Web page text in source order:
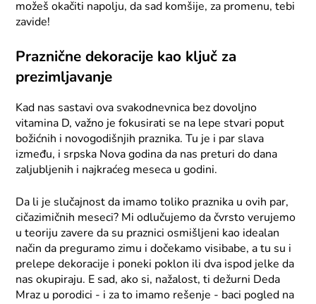
možeš okačiti napolju, da sad komšije, za promenu, tebi
zavide!
Praznične dekoracije kao ključ za
prezimljavanje
Kad nas sastavi ova svakodnevnica bez dovoljno
vitamina D, važno je fokusirati se na lepe stvari poput
božićnih i novogodišnjih praznika. Tu je i par slava
između, i srpska Nova godina da nas preturi do dana
zaljubljenih i najkraćeg meseca u godini.
Da li je slučajnost da imamo toliko praznika u ovih par,
cičazimičnih meseci? Mi odlučujemo da čvrsto verujemo
u teoriju zavere da su praznici osmišljeni kao idealan
način da preguramo zimu i dočekamo visibabe, a tu su i
prelepe dekoracije i poneki poklon ili dva ispod jelke da
nas okupiraju. E sad, ako si, nažalost, ti dežurni Deda
Mraz u porodici - i za to imamo rešenje - baci pogled na